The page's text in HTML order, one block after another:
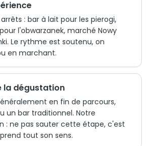
: bar à lait pour les pierogi,
l'obwarzanek, marché Nowy
Le rythme est soutenu, on
en marchant.
la dégustation
en fin de parcours,
un bar traditionnel. Notre
: ne pas sauter cette étape, c'est
tout son sens.